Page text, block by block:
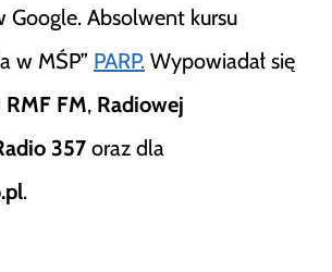
Google. Absolwent kursu
w MŚP” PARP. Wypowiadał się
RMF FM, Radiowej
357 oraz dla
.